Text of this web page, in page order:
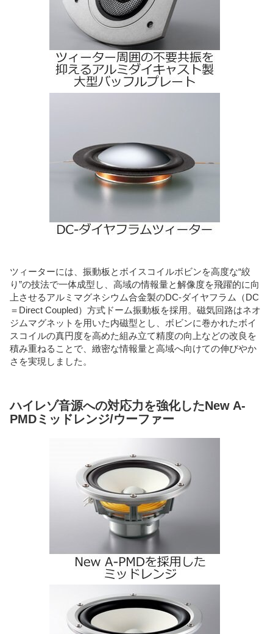
ツィーターには、振動板とボイスコイルボビンを高度な“絞
り”の技法で一体成型し、高域の情報量と解像度を飛躍的に向
上させるアルミマグネシウム合金製のDC-ダイヤフラム（DC
＝Direct Coupled）方式ドーム振動板を採用。磁気回路はネオ
ジムマグネットを用いた内磁型とし、ボビンに巻かれたボイ
スコイルの真円度を高めた組み立て精度の向上などの改良を
積み重ねることで、緻密な情報量と高域へ向けての伸びやか
さを実現しました。
ハイレゾ音源への対応力を強化したNew A-
PMDミッドレンジ/ウーファー